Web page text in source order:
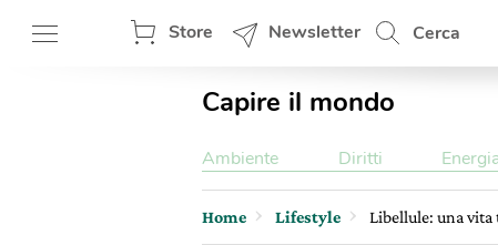
Store Newsletter Cerca
Capire il mondo
Ambiente Diritti
Home Lifestyle Libellule: una vita